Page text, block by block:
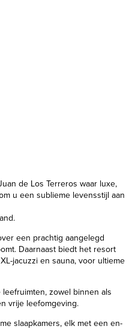
de Los Terreros waar luxe,
u een sublieme levensstijl aan
een prachtig aangelegd
Daarnaast biedt het resort
jacuzzi en sauna, voor ultieme
zowel binnen als
vrije leefomgeving.
slaapkamers, elk met een en-